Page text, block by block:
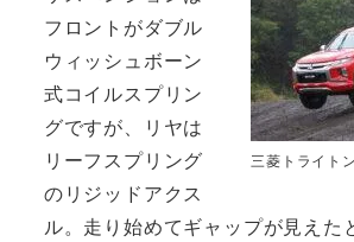
三菱トライト
フロントがダブル
ウィッシュボーン
式コイルスプリン
グですが、リヤは
リーフスプリング
のリジッドアクス
ル。走り始めてギャップが見えた